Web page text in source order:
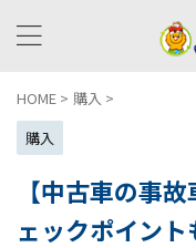
HOME > 購入 >
購入
【中古車の事
ェックポイント